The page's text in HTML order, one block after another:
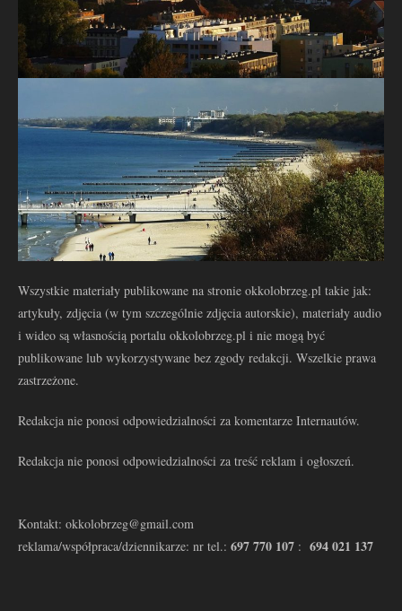
Wszystkie materiały publikowane na stronie okkolobrzeg.pl takie jak:
artykuły, zdjęcia (w tym szczególnie zdjęcia autorskie), materiały audio
i wideo są własnością portalu okkolobrzeg.pl i nie mogą być
publikowane lub wykorzystywane bez zgody redakcji. Wszelkie prawa
zastrzeżone.
Redakcja nie ponosi odpowiedzialności za komentarze Internautów.
Redakcja nie ponosi odpowiedzialności za treść reklam i ogłoszeń.
Kontakt: okkolobrzeg@gmail.com
reklama/współpraca/dziennikarze: nr tel.: 697 770 107 : 694 021 137